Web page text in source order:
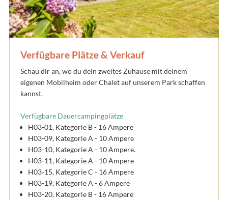
Verfügbare Plätze & Verkauf
Schau dir an, wo du dein zweites Zuhause mit deinem
eigenen Mobilheim oder Chalet auf unserem Park schaffen
kannst.
Verfügbare Dauercampingplätze
H03-01, Kategorie B - 16 Ampere
H03-09, Kategorie A - 10 Ampere
H03-10, Kategorie A - 10 Ampere.
H03-11, Kategorie A - 10 Ampere
H03-15, Kategorie C - 16 Ampere
H03-19, Kategorie A - 6 Ampere
H03-20, Kategorie B - 16 Ampere